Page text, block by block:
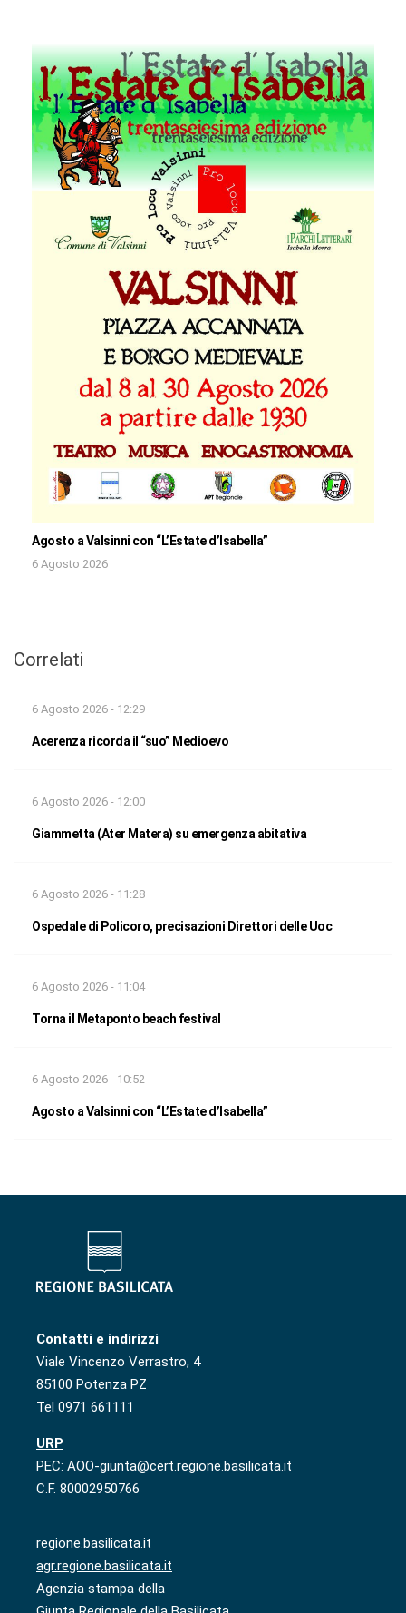
Agosto a Valsinni con “L’Estate d’Isabella”
6 Agosto 2026
Correlati
6 Agosto 2026 - 12:29
Acerenza ricorda il “suo” Medioevo
6 Agosto 2026 - 12:00
Giammetta (Ater Matera) su emergenza abitativa
6 Agosto 2026 - 11:28
Ospedale di Policoro, precisazioni Direttori delle Uoc
6 Agosto 2026 - 11:04
Torna il Metaponto beach festival
6 Agosto 2026 - 10:52
Agosto a Valsinni con “L’Estate d’Isabella”
Contatti e indirizzi
Viale Vincenzo Verrastro, 4
85100 Potenza PZ
Tel 0971 661111
URP
PEC: AOO-giunta@cert.regione.basilicata.it
C.F. 80002950766
regione.basilicata.it
agr.regione.basilicata.it
Agenzia stampa della